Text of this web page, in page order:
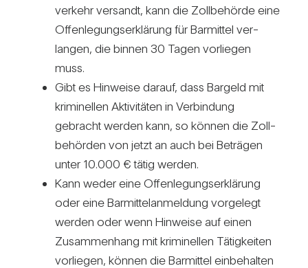
ver­kehr ver­sandt, kann die Zoll­be­hörde eine
Offen­le­gungs­er­klä­rung für Bar­mittel ver­
langen, die binnen 30 Tagen vor­liegen
muss.
Gibt es Hin­weise darauf, dass Bar­geld mit
kri­mi­nellen Akti­vi­täten in Ver­bin­dung
gebracht werden kann, so können die Zoll­
be­hörden von jetzt an auch bei Beträgen
unter 10.000 € tätig werden.
Kann weder eine Offen­le­gungs­er­klä­rung
oder eine Bar­mit­tel­an­mel­dung vor­ge­legt
werden oder wenn Hin­weise auf einen
Zusam­men­hang mit kri­mi­nellen Tätig­keiten
vor­liegen, können die Bar­mittel ein­be­halten